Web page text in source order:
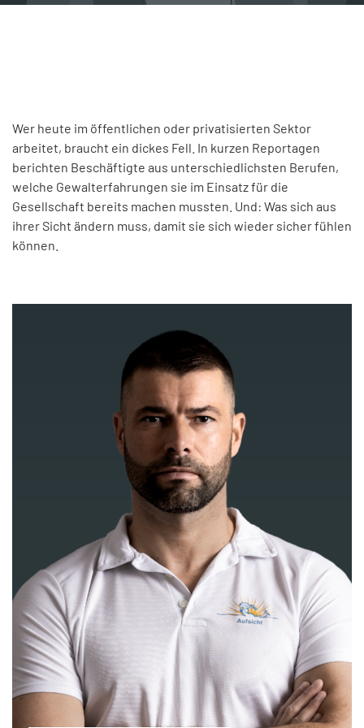
Wer heute im öffentlichen oder privatisierten Sektor
arbeitet, braucht ein dickes Fell. In kurzen Reportagen
berichten Beschäftigte aus unterschiedlichsten Berufen,
welche Gewalterfahrungen sie im Einsatz für die
Gesellschaft bereits machen mussten. Und: Was sich aus
ihrer Sicht ändern muss, damit sie sich wieder sicher fühlen
können.